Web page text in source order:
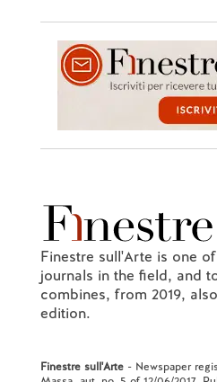
Finestre sull'Arte is one
journals in the field, and
combines, from 2019,
edition.
Finestre sull'Arte- Newspaper